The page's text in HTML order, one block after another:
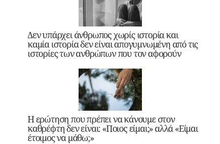
Δεν υπάρχει άνθρωπος χωρίς ιστορία και
καμία ιστορία δεν είναι απογυμνωμένη από τις
ιστορίες των ανθρώπων που τον αφορούν
Η ερώτηση που πρέπει να κάνουμε στον
καθρέφτη δεν είναι: «Ποιος είμαι;» αλλά «Είμαι
έτοιμος να μάθω;»